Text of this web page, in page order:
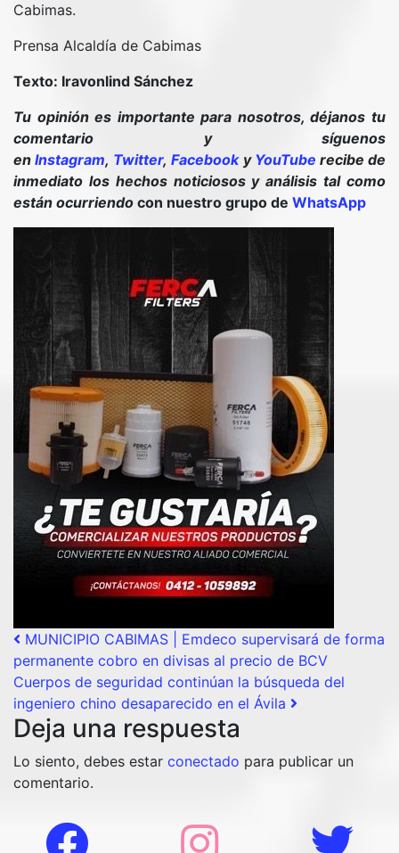
Cabimas.
Prensa Alcaldía de Cabimas
Texto: Iravonlind Sánchez
Tu opinión es importante para nosotros, déjanos tu
comentario y síguenos
enInstagram, Twitter,Facebooky YouTube recibe de
inmediato los hechos noticiosos y análisis tal como
están ocurriendo con nuestro grupo de WhatsApp
Post navigation
MUNICIPIO CABIMAS | Emdeco supervisará de forma
permanente cobro en divisas al precio de BCV
Cuerpos de seguridad continúan la búsqueda del
ingeniero chino desaparecido en el Ávila
Deja una respuesta
Lo siento, debes estar conectado para publicar un
comentario.